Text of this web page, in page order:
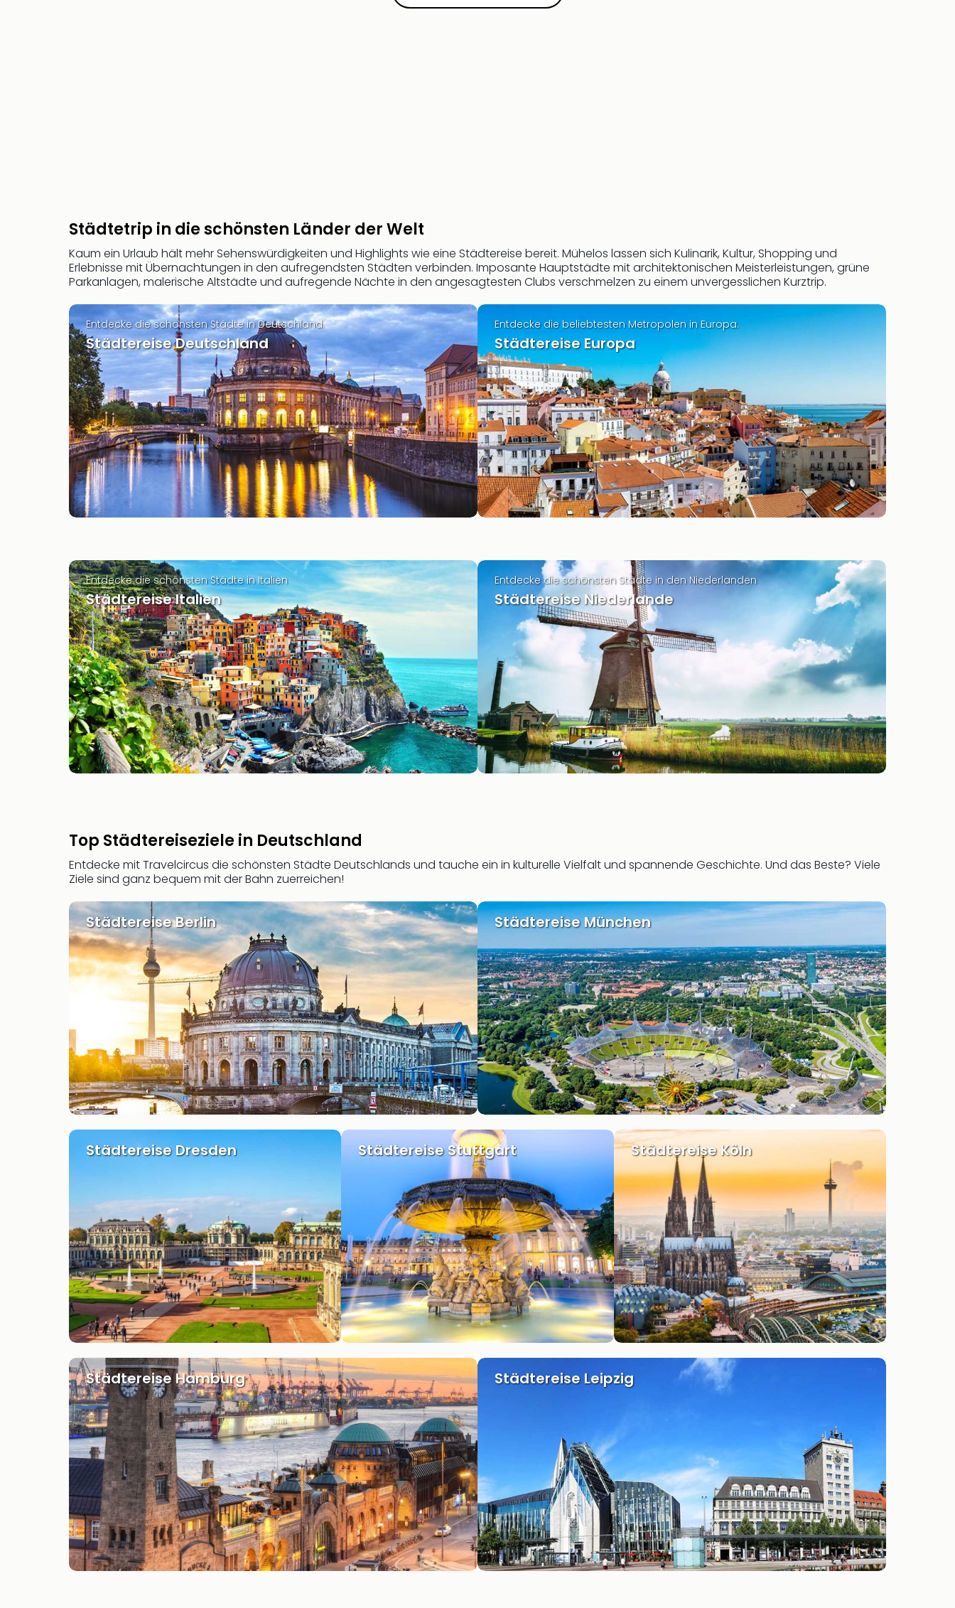
Städtetrip in die schönsten Länder der Welt
Kaum ein Urlaub hält mehr Sehenswürdigkeiten und Highlights wie eine Städtereise bereit. Mühelos lassen sich Kulinarik, Kultur, Shopping und
Erlebnisse mit Übernachtungen in den aufregendsten Städten verbinden. Imposante Hauptstädte mit architektonischen Meisterleistungen, grüne
Parkanlagen, malerische Altstädte und aufregende Nächte in den angesagtesten Clubs verschmelzen zu einem unvergesslichen Kurztrip.
Entdecke die schönsten Städte in Deutschland.
Städtereise Deutschland
Entdecke die beliebtesten Metropolen in Europa.
Städtereise Europa
Entdecke die schönsten Städte in Italien
Städtereise Italien
Entdecke die schönsten Städte in den Niederlanden
Städtereise Niederlande
Top Städtereiseziele in Deutschland
Entdecke mit Travelcircus die schönsten Städte Deutschlands und tauche ein in kulturelle Vielfalt und spannende Geschichte. Und das Beste? Viele
Ziele sind ganz bequem mit der Bahn zuerreichen!
Städtereise Berlin Städtereise München
Städtereise Dresden Städtereise Stuttgart Städtereise Köln
Städtereise Hamburg Städtereise Leipzig